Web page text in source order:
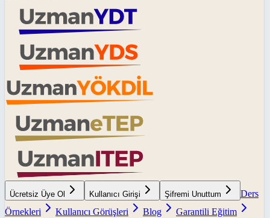
Ücretsiz Üye Ol Kullanıcı Girişi Şifremi Unuttum
Ders
Örnekleri
Kullanıcı Görüşleri Blog
Garantili Eğitim